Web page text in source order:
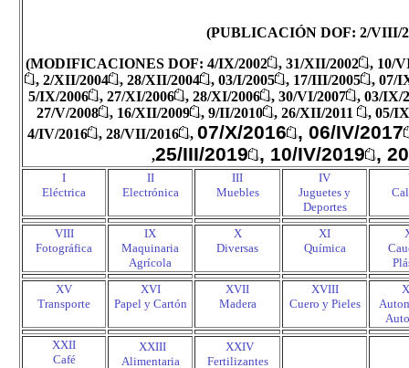
(PUBLICACIÓN DOF: 2/VIII/
(MODIFICACIONES DOF: 4/IX/2002 , 31/XII/2002
, 10/
, 2/XII/2004
, 28/XII/2004 , 03/I/2005 , 17/III/2005
, 07/
5/IX/2006
, 27/XI/2006 , 28/XI/2006 , 30/VI/2007
, 03/IX/
27/V/2008
, 16/XII/2009 , 9/II/2010 , 26/XII/2011 , 05/
4/IV/2016
, 28/VII/2016 , 07/X/2016 , 06/IV/2017
,25/III/2019 , 10/IV/2019 ,
I
Eléctrica
II
Electrónica
III
Muebles
IV
Juguetes y
Deportes
VIII
Fotográfica
IX
Maquinaria
Agrícola
X
Diversas
XI
Química
XV
Transporte
XVI
Papel y Cartón
XVII
Madera
XVIII
Cuero y Pieles
XXII
Café
XXIII
Alimentaria
XXIV
Fertilizantes